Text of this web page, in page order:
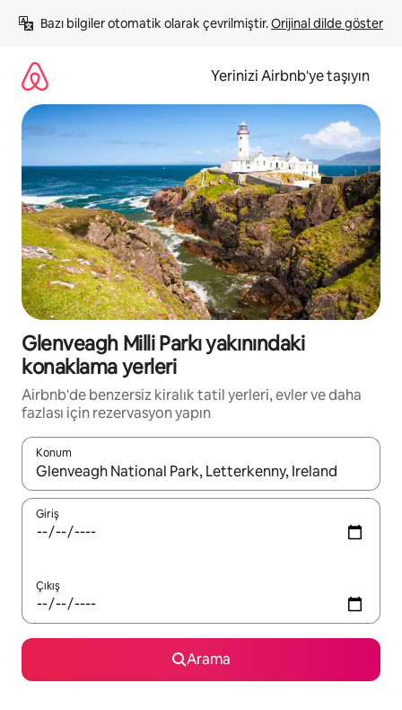
atla
Bazı bilgiler otomatik olarak çevrilmiştir. Orijinal dilde göster
Yerinizi Airbnb'ye taşıyın
Glenveagh Milli Parkı yakınındaki
konaklama yerleri
Airbnb'de benzersiz kiralık tatil yerleri, evler ve daha
fazlası için rezervasyon yapın
Konum
Sonuçlar kullanılabilir olduğunda yukarı ve aşağı oklarıyla
Giriş
Çıkış
Arama